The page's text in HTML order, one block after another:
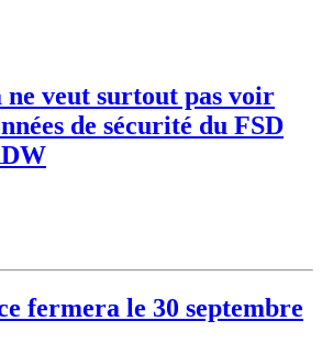
ne veut surtout pas voir
de sécurité du FSD
fermera le 30 septembre